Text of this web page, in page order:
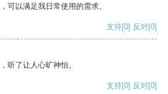
可以满足我日常使用的需求。
支持[0] 反对[0]
听了让人心旷神怡。
支持[0] 反对[0]